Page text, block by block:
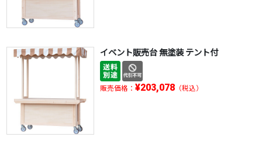
イベント販売台 無塗装 テント付
販売価格： ¥203,078（税込）